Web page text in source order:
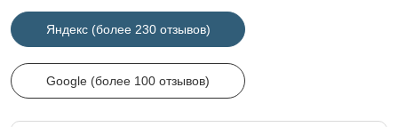
Яндекс (более 230 отзывов)
Google (более 100 отзывов)